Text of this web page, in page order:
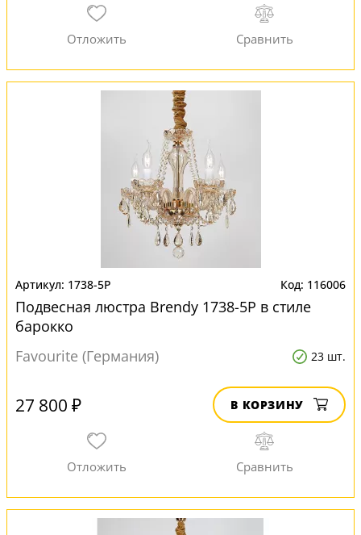
1738-5P 116006
Подвесная люстра Brendy 1738-5P в стиле
барокко
Favourite (Германия)
23 шт.
27 800 ₽ В КОРЗИНУ